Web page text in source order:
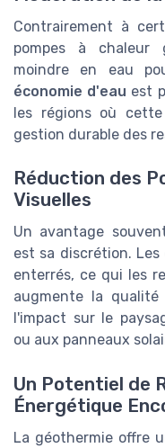
Contrairement à
pompes à chaleur
moindre en eau
économie d'eau est
les régions où
gestion durable des
Réduction des
Visuelles
Un avantage
est sa discrétion.
enterrés, ce qui les
augmente la
l'impact sur le
ou aux panneaux
Un Potentiel de
Énergétique
La géothermie offre